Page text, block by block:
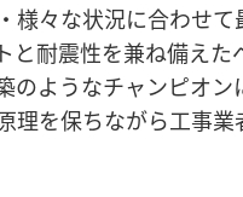
様々な状況に合わせ
と耐震性を兼ね備え
のようなチャンピオ
理を保ちながら工事